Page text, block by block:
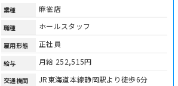
業種 麻雀店
職種 ホールスタッフ
雇用形態 正社員
給与 月給 252,515円
交通機関 JR東海道本線静岡駅より徒歩6分